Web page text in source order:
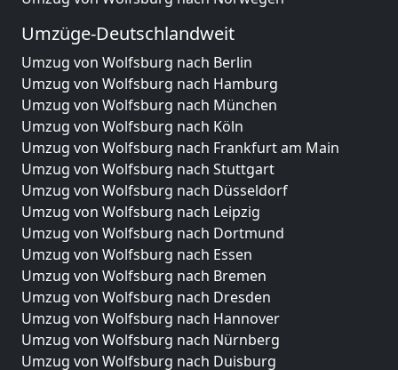
Umzüge-Deutschlandweit
Umzug von Wolfsburg nach Berlin
Umzug von Wolfsburg nach Hamburg
Umzug von Wolfsburg nach München
Umzug von Wolfsburg nach Köln
Umzug von Wolfsburg nach Frankfurt am Main
Umzug von Wolfsburg nach Stuttgart
Umzug von Wolfsburg nach Düsseldorf
Umzug von Wolfsburg nach Leipzig
Umzug von Wolfsburg nach Dortmund
Umzug von Wolfsburg nach Essen
Umzug von Wolfsburg nach Bremen
Umzug von Wolfsburg nach Dresden
Umzug von Wolfsburg nach Hannover
Umzug von Wolfsburg nach Nürnberg
Umzug von Wolfsburg nach Duisburg